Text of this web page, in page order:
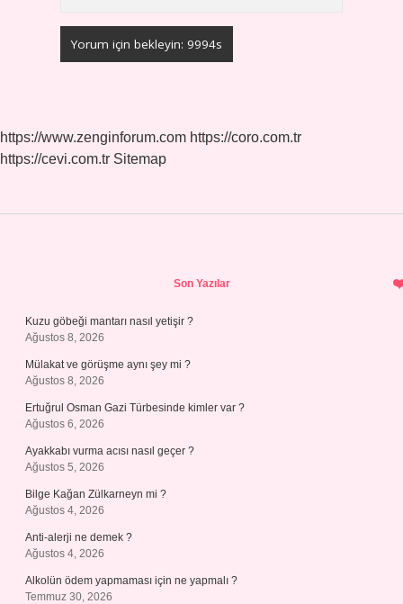
https://www.zenginforum.com https://coro.com.tr
https://cevi.com.tr Sitemap
Son Yazılar
Kuzu göbeği mantarı nasıl yetişir ?
Ağustos 8, 2026
Mülakat ve görüşme aynı şey mi ?
Ağustos 8, 2026
Ertuğrul Osman Gazi Türbesinde kimler var ?
Ağustos 6, 2026
Ayakkabı vurma acısı nasıl geçer ?
Ağustos 5, 2026
Bilge Kağan Zülkarneyn mi ?
Ağustos 4, 2026
Anti-alerji ne demek ?
Ağustos 4, 2026
Alkolün ödem yapmaması için ne yapmalı ?
Temmuz 30, 2026